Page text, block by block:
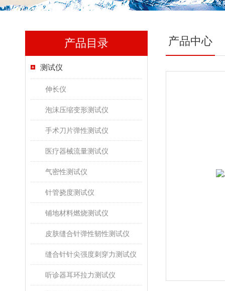
产品目录
测试仪
伸长仪
泡沫压缩变形测试仪
手术刀片弹性测试仪
医疗器械流量测试仪
气密性测试仪
针管挠度测试仪
铺地材料燃烧测试仪
皮肤缝合针弹性韧性测试仪
缝合针针尖强度刺穿力测试仪
听诊器耳环拉力测试仪
产品中心